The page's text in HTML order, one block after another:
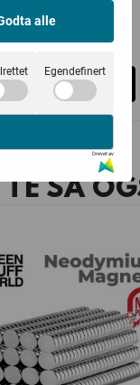
330,-
Kjøp
SÅ
alle
Egendefinert
Drevet av